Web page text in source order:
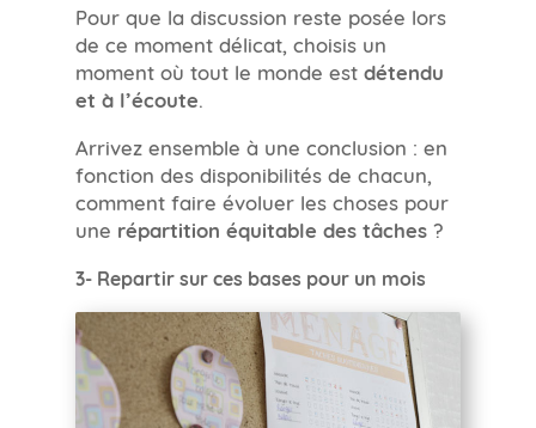
Pour que la discussion reste posée lors
de ce moment délicat, choisis un
moment où tout le monde est détendu
et à l’écoute.
Arrivez ensemble à une conclusion : en
fonction des disponibilités de chacun,
comment faire évoluer les choses pour
une répartition équitable des tâches?
3- Repartir sur ces bases pour un mois